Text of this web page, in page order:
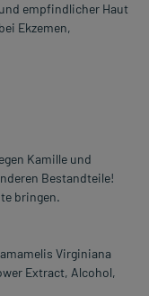
empfindlicher Haut
Ekzemen,
Kamille und
Bestandteile!
bringen.
Virginiana
Extract, Alcohol,